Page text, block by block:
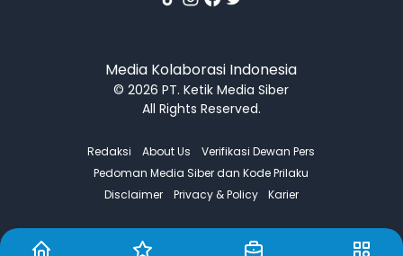
Media Kolaborasi Indonesia
© 2026 PT. Ketik Media Siber
All Rights Reserved.
Redaksi About Us
Verifikasi Dewan Pers
Pedoman Media Siber dan Kode Prilaku
Disclaimer
Privacy & Policy Karier